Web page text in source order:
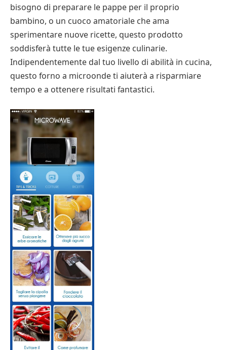
bisogno di preparare le pappe per il proprio
bambino, o un cuoco amatoriale che ama
sperimentare nuove ricette, questo prodotto
soddisferà tutte le tue esigenze culinarie.
Indipendentemente dal tuo livello di abilità in cucina,
questo forno a microonde ti aiuterà a risparmiare
tempo e a ottenere risultati fantastici.